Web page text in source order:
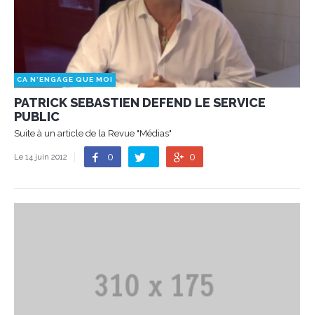
CA N'ENGAGE QUE MOI
PATRICK SEBASTIEN DEFEND LE SERVICE
PUBLIC
Suite à un article de la Revue "Médias"
Le 14 juin 2012 0 0